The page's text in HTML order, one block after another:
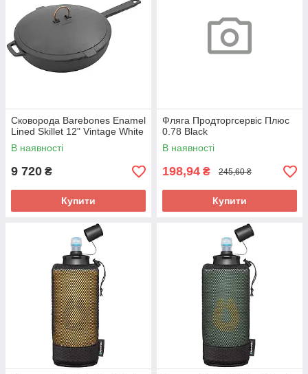
Сковорода Barebones Enamel
Lined Skillet 12" Vintage White
В наявності
9 720 ₴
Купити
Фляга Продторгсервіс Плюс
0.78 Black
В наявності
198,94 ₴ 245,60 ₴
Купити